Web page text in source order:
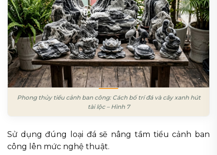
Phong thủy tiểu cảnh ban công: Cách bố trí đá và cây xanh hút
tài lộc – Hình 7
Sử dụng đúng loại đá sẽ nâng tầm tiểu cảnh ban
công lên mức nghệ thuật.